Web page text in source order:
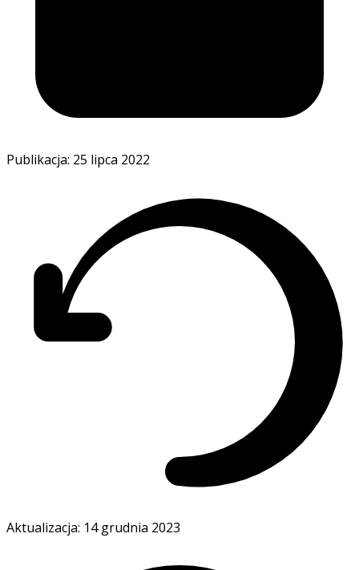
Publikacja: 25 lipca 2022
Aktualizacja: 14 grudnia 2023